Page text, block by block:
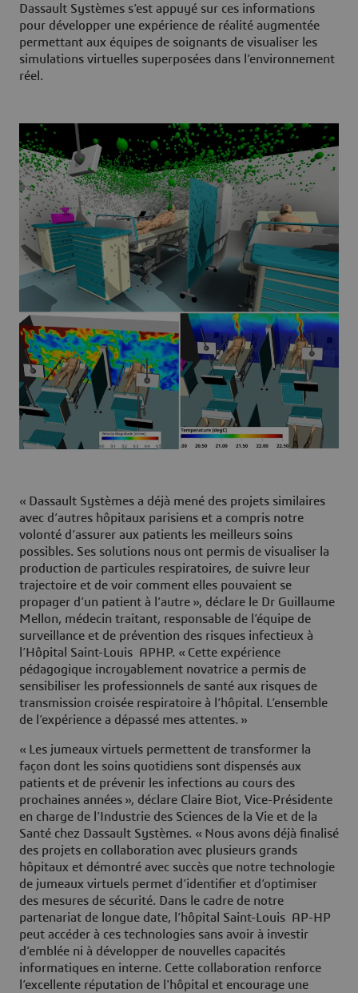
Dassault Systèmes s’est appuyé sur ces informations
pour développer une expérience de réalité augmentée
permettant aux équipes de soignants de visualiser les
simulations virtuelles superposées dans l’environnement
réel.
« Dassault Systèmes a déjà mené des projets similaires
avec d’autres hôpitaux parisiens et a compris notre
volonté d’assurer aux patients les meilleurs soins
possibles. Ses solutions nous ont permis de visualiser la
production de particules respiratoires, de suivre leur
trajectoire et de voir comment elles pouvaient se
propager d’un patient à l’autre », déclare le Dr Guillaume
Mellon, médecin traitant, responsable de l’équipe de
surveillance et de prévention des risques infectieux à
l’Hôpital Saint-Louis APHP. « Cette expérience
pédagogique incroyablement novatrice a permis de
sensibiliser les professionnels de santé aux risques de
transmission croisée respiratoire à l’hôpital. L’ensemble
de l’expérience a dépassé mes attentes. »
« Les jumeaux virtuels permettent de transformer la
façon dont les soins quotidiens sont dispensés aux
patients et de prévenir les infections au cours des
prochaines années », déclare Claire Biot, Vice-Présidente
en charge de l’Industrie des Sciences de la Vie et de la
Santé chez Dassault Systèmes. « Nous avons déjà finalisé
des projets en collaboration avec plusieurs grands
hôpitaux et démontré avec succès que notre technologie
de jumeaux virtuels permet d’identifier et d’optimiser
des mesures de sécurité. Dans le cadre de notre
partenariat de longue date, l’hôpital Saint-Louis AP-HP
peut accéder à ces technologies sans avoir à investir
d’emblée ni à développer de nouvelles capacités
informatiques en interne. Cette collaboration renforce
l’excellente réputation de l'hôpital et encourage une